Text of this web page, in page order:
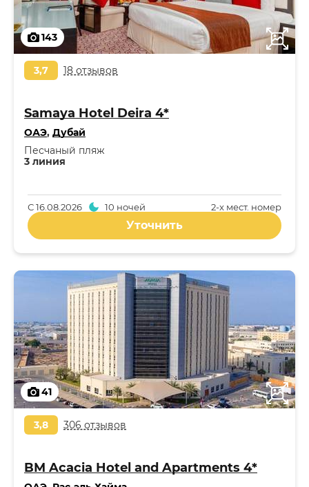
143
3,7 18 отзывов
Samaya Hotel Deira 4*
ОАЭ, Дубай
3 линия
Песчаный пляж
2-x мест. номер
С16.08.2026 10 ночей
Уточнить
41
3,8 306 отзывов
BM Acacia Hotel and Apartments 4*